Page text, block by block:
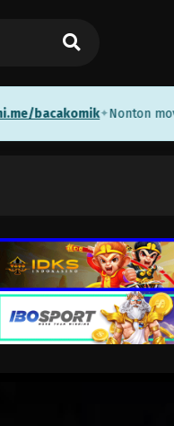
✦Nonton movie